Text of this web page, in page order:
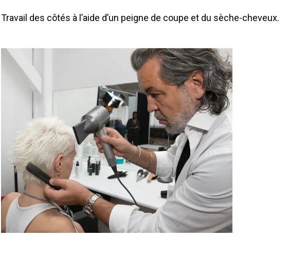
Travail des côtés à l’aide d’un peigne de coupe et du sèche-cheveux.